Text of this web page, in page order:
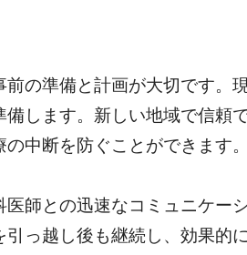
の準備と計画が大切です。
します。新しい地域で信頼
中断を防ぐことができます。
師との迅速なコミュニケー
っ越し後も継続し、効果的